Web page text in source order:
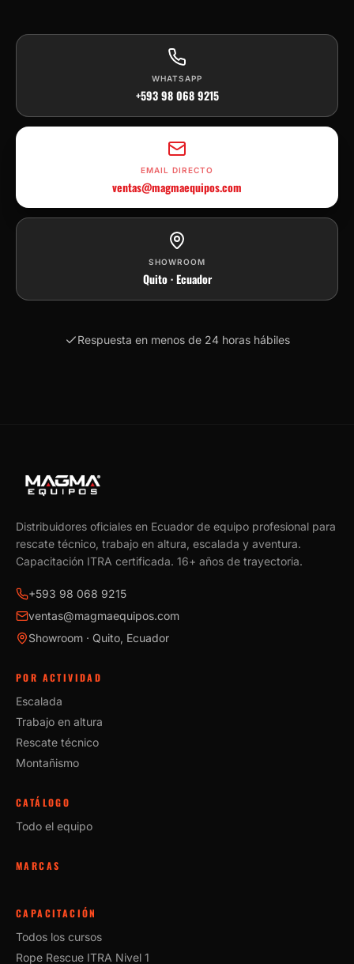
WHATSAPP
+593 98 068 9215
EMAIL DIRECTO
ventas@magmaequipos.com
SHOWROOM
Quito · Ecuador
Respuesta en menos de 24 horas hábiles
Distribuidores oficiales en Ecuador de equipo profesional para
rescate técnico, trabajo en altura, escalada y aventura.
Capacitación ITRA certificada. 16+ años de trayectoria.
+593 98 068 9215
ventas@magmaequipos.com
Showroom · Quito, Ecuador
POR ACTIVIDAD
Escalada
Trabajo en altura
Rescate técnico
Montañismo
CATÁLOGO
Todo el equipo
MARCAS
CAPACITACIÓN
Todos los cursos
Rope Rescue ITRA Nivel 1